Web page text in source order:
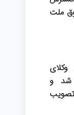
ملت
شد و